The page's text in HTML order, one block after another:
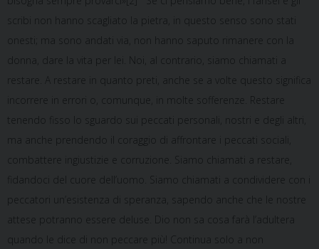
scribi non hanno scagliato la pietra, in questo senso sono stati
onesti; ma sono andati via, non hanno saputo rimanere con la
donna, dare la vita per lei. Noi, al contrario, siamo chiamati a
restare. A restare in quanto preti, anche se a volte questo significa
incorrere in errori o, comunque, in molte sofferenze. Restare
tenendo fisso lo sguardo sui peccati personali, nostri e degli altri,
ma anche prendendo il coraggio di affrontare i peccati sociali,
combattere ingiustizie e corruzione. Siamo chiamati a restare,
fidandoci del cuore dell’uomo. Siamo chiamati a condividere con i
peccatori un’esistenza di speranza, sapendo anche che le nostre
attese potranno essere deluse. Dio non sa cosa farà l’adultera
quando le dice di non peccare più! Continua solo a non